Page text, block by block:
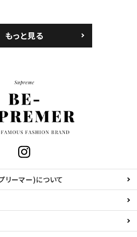
もっと見る
ーマー)について